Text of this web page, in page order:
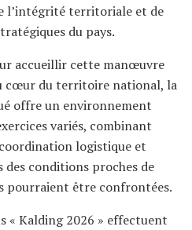
l’intégrité territoriale et de
du pays.
accueillir cette manœuvre
cœur du territoire national, la
offre un environnement
variés, combinant
logistique et
conditions proches de
pourraient être confrontées.
« Kalding 2026 » effectuent